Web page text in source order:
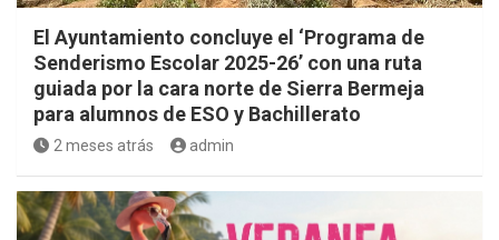
El Ayuntamiento concluye el ‘Programa de
Senderismo Escolar 2025-26’ con una ruta
guiada por la cara norte de Sierra Bermeja
para alumnos de ESO y Bachillerato
2 meses atrás admin